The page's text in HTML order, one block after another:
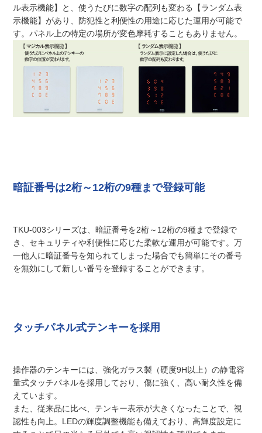
ル表示機能】と、使うたびに数字の配列も変わる【ランダム表
示機能】があり、防犯性と利便性の用途に応じた運用が可能で
す。パネル上の特定の場所が変色摩耗することもありません。
暗証番号は2桁～12桁の9種まで登録可能
TKU-003シリーズは、暗証番号を2桁～12桁の9種まで登録で
き、セキュリティや利便性に応じた柔軟な運用が可能です。万
一他人に暗証番号を知られてしまった場合でも簡単にその番号
を無効にして新しい番号を登録することができます。
タッチパネル式テンキーを採用
操作器のテンキーには、強化ガラス製（硬度9H以上）の静電容
量式タッチパネルを採用しており、傷に強く、高い耐久性を備
えています。
また、従来品に比べ、テンキー表示が大きくなったことで、視
認性も向上。LEDの輝度調整機能も備えており、高輝度設定に